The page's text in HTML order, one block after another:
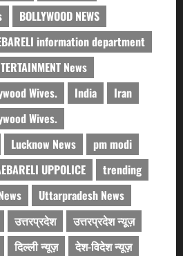
BOLLYWOOD NEWS
information department
News
Wives.
India
Iran
Wives.
Lucknow News
pm modi
UPPOLICE
trending
Uttarpradesh News
उत्तरप्रदेश
उत्तरप्रदेश न्यूज़
दिल्ली न्यूज़
देश-विदेश न्यूज़